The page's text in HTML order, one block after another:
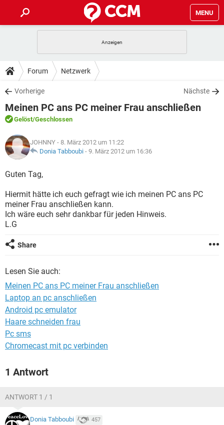
MENU
ANDROID
WINDOWS 10
WHATSAPP TIKTOK
FACEBOOK
TIPPS & TRICKS
SPIELE
WINDOWS 10
WHATSAPP
FACEBOOK HARDWARE
DOWNLOADS
SPIELE STREAMING
ANDROID
WINDOWS 10 INSTAGRAM
WHATSAPP
FACEBOOK
FORUM
SPIELE
ANDROID IOS
FACEBOOK
LEXIKON
SPIELE
ANDROID
WINDOWS 10 INSTAGRAM
WHATSAPP TIKTOK
FACEBOOK
Forum Netzwerk
Vorherige Nächste
Meinen PC ans PC meiner Frau anschließen
Gelöst/Geschlossen
JOHNNY - 8. März 2012 um 11:22
Donia Tabboubi - 9. März 2012 um 16:36
Guten Tag,
Hiermit hätte ich euch gefragt wie ich meinen PC ans PC
meiner Frau anschließen kann.
Ich wäre euch sehr dankbar für jeden Hinweis.
L.G
Share
Lesen Sie auch:
Meinen PC ans PC meiner Frau anschließen
Laptop an pc anschließen
Android pc emulator
Haare schneiden frau
Pc sms
Chromecast mit pc verbinden
1 Antwort
ANTWORT 1 / 1
Donia Tabboubi 457